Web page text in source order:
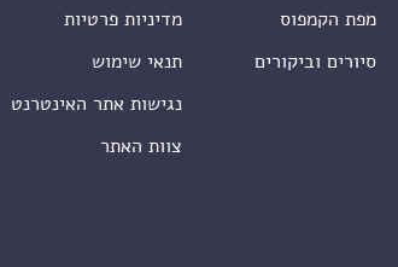
מפת הקמפוס
סיורים וביקורים
מדיניות פרטיות
תנאי שימוש
נגישות אתר האינטרנט
צוות האתר